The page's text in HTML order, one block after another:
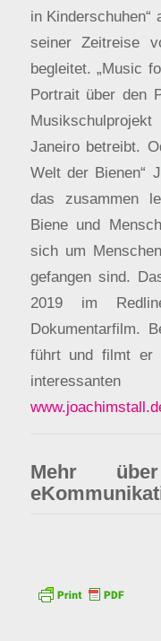
in Kinderschuhen“
seiner Zeitreise
begleitet. „Music
Portrait über den
Janeiro betreibt.
Welt der Bienen“
das zusammen
Biene und
sich um
gefangen sind.
2019 im
Dokumentarfilm.
führt und filmt er
Mehr